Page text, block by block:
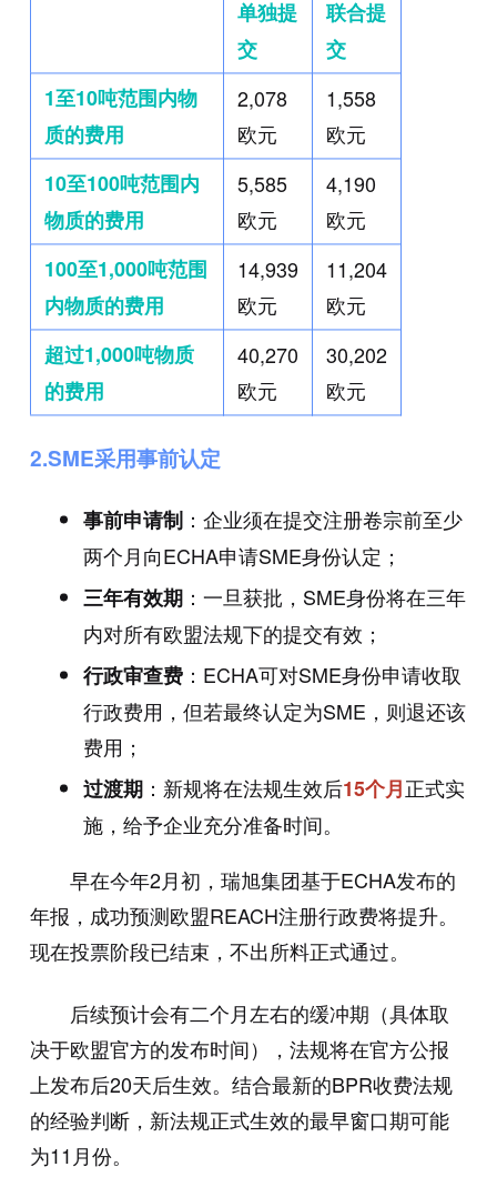
单独提
交
联合提
交
1至10吨范围内物
质的费用
2,078
欧元
1,558
欧元
10至100吨范围内
物质的费用
5,585
欧元
4,190
欧元
100至1,000吨范围
内物质的费用
14,939
欧元
11,204
欧元
超过1,000吨物质
的费用
40,270
欧元
30,202
欧元
2.SME采用事前认定
事前申请制：企业须在提交注册卷宗前至少
两个月向ECHA申请SME身份认定；
三年有效期：一旦获批，SME身份将在三年
内对所有欧盟法规下的提交有效；
行政审查费：ECHA可对SME身份申请收取
行政费用，但若最终认定为SME，则退还该
费用；
过渡期：新规将在法规生效后15个月正式实
施，给予企业充分准备时间。
早在今年2月初，瑞旭集团基于ECHA发布的
年报，成功预测欧盟REACH注册行政费将提升。
现在投票阶段已结束，不出所料正式通过。
后续预计会有二个月左右的缓冲期（具体取
决于欧盟官方的发布时间），法规将在官方公报
上发布后20天后生效。结合最新的BPR收费法规
的经验判断，新法规正式生效的最早窗口期可能
为11月份。